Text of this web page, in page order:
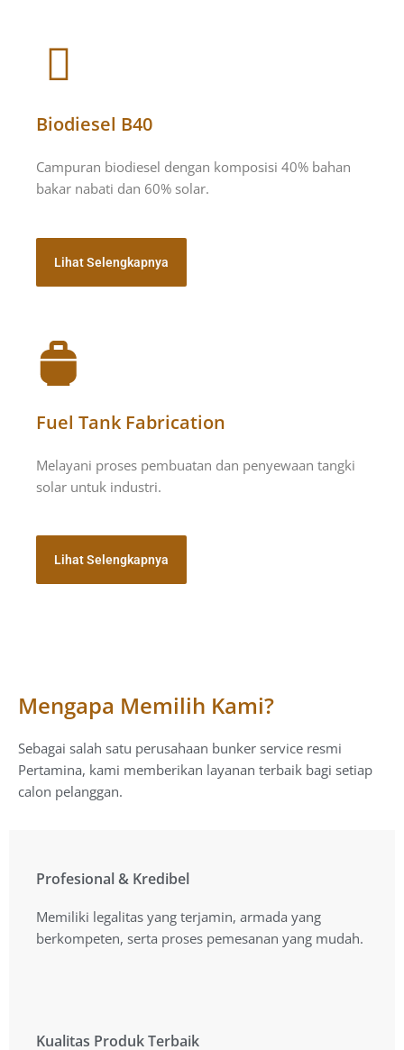
Biodiesel B40
Campuran biodiesel dengan komposisi 40% bahan
bakar nabati dan 60% solar.
Lihat Selengkapnya
Fuel Tank Fabrication
Melayani proses pembuatan dan penyewaan tangki
solar untuk industri.
Lihat Selengkapnya
Mengapa Memilih Kami?
Sebagai salah satu perusahaan bunker service resmi
Pertamina, kami memberikan layanan terbaik bagi setiap
calon pelanggan.
Profesional & Kredibel
Memiliki legalitas yang terjamin, armada yang
berkompeten, serta proses pemesanan yang mudah.
Profesional & Kredibel
Memiliki legalitas yang terjamin, armada yang
berkompeten, serta proses pemesanan yang mudah.
Kualitas Produk Terbaik